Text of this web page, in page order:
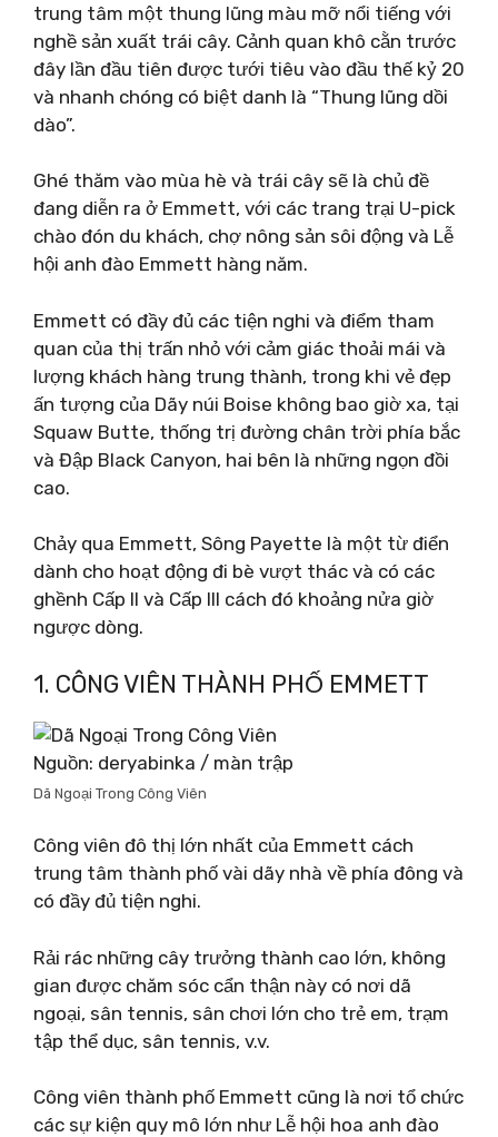
trung tâm một thung lũng màu mỡ nổi tiếng với
nghề sản xuất trái cây. Cảnh quan khô cằn trước
đây lần đầu tiên được tưới tiêu vào đầu thế kỷ 20
và nhanh chóng có biệt danh là “Thung lũng dồi
dào”.
Ghé thăm vào mùa hè và trái cây sẽ là chủ đề
đang diễn ra ở Emmett, với các trang trại U-pick
chào đón du khách, chợ nông sản sôi động và Lễ
hội anh đào Emmett hàng năm.
Emmett có đầy đủ các tiện nghi và điểm tham
quan của thị trấn nhỏ với cảm giác thoải mái và
lượng khách hàng trung thành, trong khi vẻ đẹp
ấn tượng của Dãy núi Boise không bao giờ xa, tại
Squaw Butte, thống trị đường chân trời phía bắc
và Đập Black Canyon, hai bên là những ngọn đồi
cao.
Chảy qua Emmett, Sông Payette là một từ điển
dành cho hoạt động đi bè vượt thác và có các
ghềnh Cấp II và Cấp III cách đó khoảng nửa giờ
ngược dòng.
1. CÔNG VIÊN THÀNH PHỐ EMMETT
Nguồn: deryabinka / màn trập
Dã Ngoại Trong Công Viên
Công viên đô thị lớn nhất của Emmett cách
trung tâm thành phố vài dãy nhà về phía đông và
có đầy đủ tiện nghi.
Rải rác những cây trưởng thành cao lớn, không
gian được chăm sóc cẩn thận này có nơi dã
ngoại, sân tennis, sân chơi lớn cho trẻ em, trạm
tập thể dục, sân tennis, v.v.
Công viên thành phố Emmett cũng là nơi tổ chức
các sự kiện quy mô lớn như Lễ hội hoa anh đào